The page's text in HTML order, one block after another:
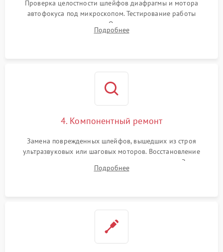
Проверка целостности шлейфов диафрагмы и мотора
автофокуса под микроскопом. Тестирование работы
электромагнитного привода. Очистка оптических элементов
от пыли, следов влаги и грибка спецрастворами без
Подробнее
4. Компонентный ремонт
Замена поврежденных шлейфов, вышедших из строя
ультразвуковых или шаговых моторов. Восстановление
геометрии направляющих при заклинивании зума. Замена
неисправного блока диафрагмы, датчиков положения или
Подробнее